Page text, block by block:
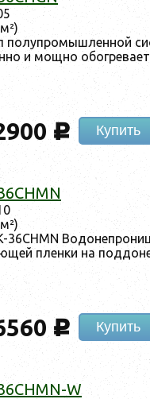
по­луп­ро­мыш­ленной
и мощ­но обог­ре­ва­ет
c Купить
36CHMN
плен­ки на
c Купить
W